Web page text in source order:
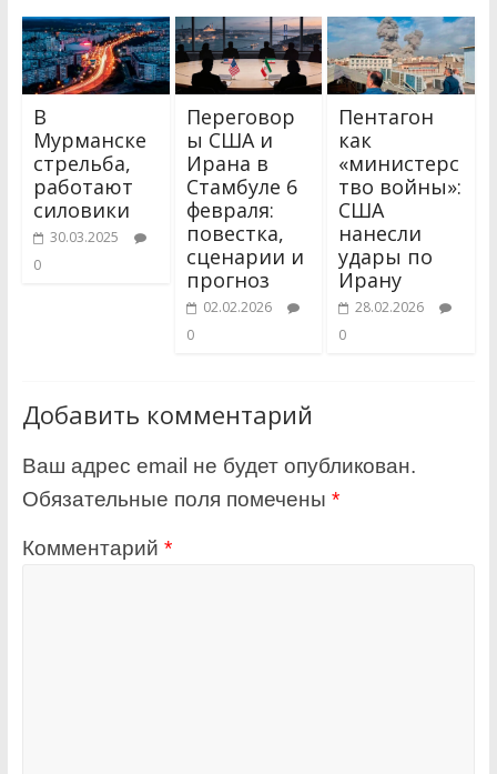
В
Мурманске
стрельба,
работают
силовики
30.03.2025
0
Переговор
ы США и
Ирана в
Стамбуле 6
февраля:
повестка,
сценарии и
прогноз
02.02.2026
0
Пентагон
как
«министерс
тво войны»:
США
нанесли
удары по
Ирану
28.02.2026
0
Добавить комментарий
Ваш адрес email не будет опубликован.
Обязательные поля помечены *
Комментарий *